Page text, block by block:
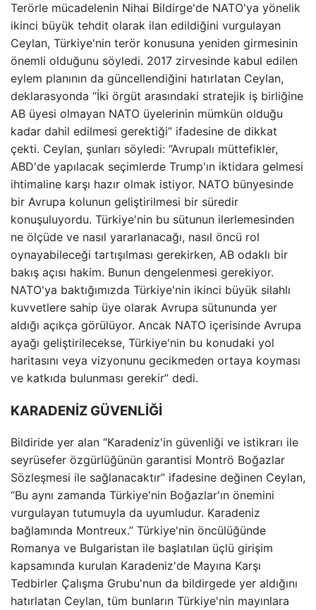
Terörle mücadelenin Nihai Bildirge'de NATO'ya yönelik
ikinci büyük tehdit olarak ilan edildiğini vurgulayan
Ceylan, Türkiye'nin terör konusuna yeniden girmesinin
önemli olduğunu söyledi. 2017 zirvesinde kabul edilen
eylem planının da güncellendiğini hatırlatan Ceylan,
deklarasyonda “İki örgüt arasındaki stratejik iş birliğine
AB üyesi olmayan NATO üyelerinin mümkün olduğu
kadar dahil edilmesi gerektiği” ifadesine de dikkat
çekti. Ceylan, şunları söyledi: “Avrupalı ​​müttefikler,
ABD'de yapılacak seçimlerde Trump'ın iktidara gelmesi
ihtimaline karşı hazır olmak istiyor. NATO bünyesinde
bir Avrupa kolunun geliştirilmesi bir süredir
konuşuluyordu. Türkiye'nin bu sütunun ilerlemesinden
ne ölçüde ve nasıl yararlanacağı, nasıl öncü rol
oynayabileceği tartışılması gerekirken, AB odaklı bir
bakış açısı hakim. Bunun dengelenmesi gerekiyor.
NATO'ya baktığımızda Türkiye'nin ikinci büyük silahlı
kuvvetlere sahip üye olarak Avrupa sütununda yer
aldığı açıkça görülüyor. Ancak NATO içerisinde Avrupa
ayağı geliştirilecekse, Türkiye'nin bu konudaki yol
haritasını veya vizyonunu gecikmeden ortaya koyması
ve katkıda bulunması gerekir” dedi.
KARADENİZ GÜVENLİĞİ
Bildiride yer alan “Karadeniz'in güvenliği ve istikrarı ile
seyrüsefer özgürlüğünün garantisi Montrö Boğazlar
Sözleşmesi ile sağlanacaktır” ifadesine değinen Ceylan,
“Bu aynı zamanda Türkiye'nin Boğazlar'ın önemini
vurgulayan tutumuyla da uyumludur. Karadeniz
bağlamında Montreux.” Türkiye'nin öncülüğünde
Romanya ve Bulgaristan ile başlatılan üçlü girişim
kapsamında kurulan Karadeniz'de Mayına Karşı
Tedbirler Çalışma Grubu'nun da bildirgede yer aldığını
hatırlatan Ceylan, tüm bunların Türkiye'nin mayınlara